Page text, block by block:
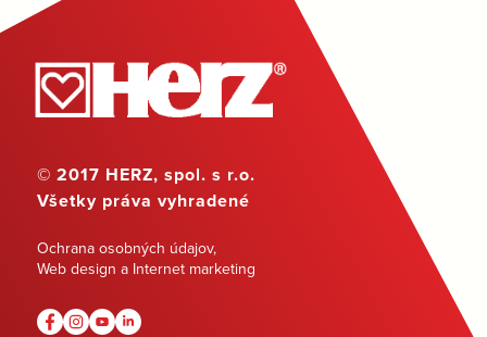
© 2017 HERZ, spol. s r.o.
Všetky práva vyhradené
Ochrana osobných údajov,
Web design a Internet marketing